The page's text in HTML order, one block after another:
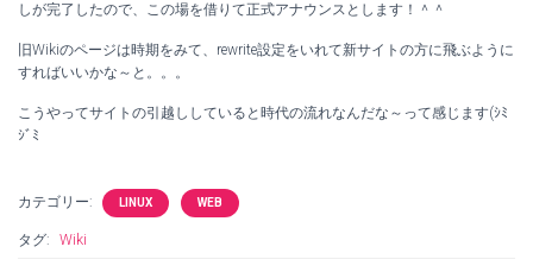
しが完了したので、この場を借りて正式アナウンスとします！＾＾
旧Wikiのページは時期をみて、rewrite設定をいれて新サイトの方に飛ぶように
すればいいかな～と。。。
こうやってサイトの引越ししていると時代の流れなんだな～って感じます(ｼﾐ
ｼﾞﾐ
カテゴリー: LINUX WEB
タグ: Wiki